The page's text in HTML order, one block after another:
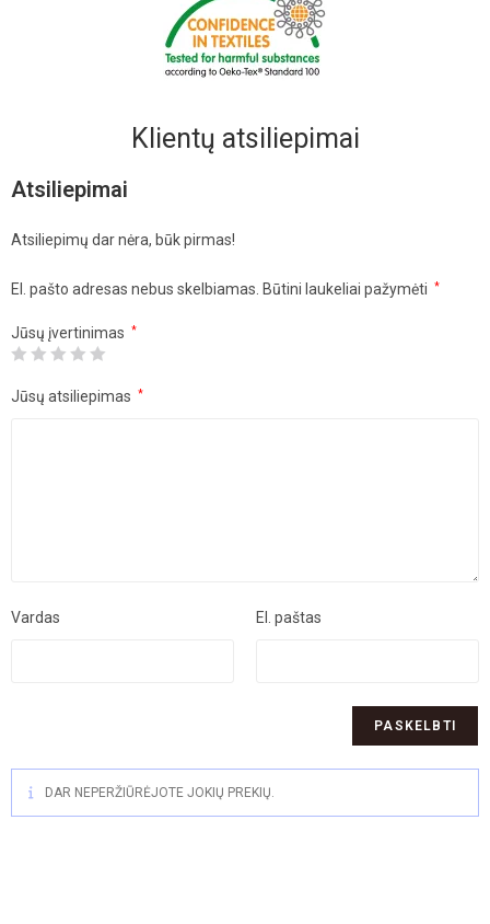
Klientų atsiliepimai
Atsiliepimai
Atsiliepimų dar nėra, būk pirmas!
El. pašto adresas nebus skelbiamas. Būtini laukeliai pažymėti *
Jūsų įvertinimas *
Jūsų atsiliepimas *
Vardas El. paštas
DAR NEPERŽIŪRĖJOTE JOKIŲ PREKIŲ.